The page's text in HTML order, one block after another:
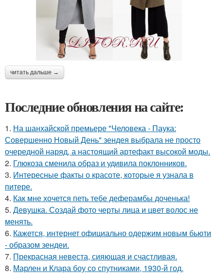
читать дальше →
Последние обновления на сайте:
1. На шанхайской премьере "Человека - Паука:
Совершенно Новый День" зендея выбрала не просто
очередной наряд, а настоящий артефакт высокой моды.
2. Глюкоза сменила образ и удивила поклонников.
3. Интересные факты о красоте, которые я узнала в
питере.
4. Как мне хочется петь тебе деферамбы доченька!
5. Девушка. Создай фото черты лица и цвет волос не
менять.
6. Кажется, интернет официально одержим новым бьюти
- образом зендеи.
7. Прекрасная невеста, сияющая и счастливая.
8. Марлен и Клара боу со спутниками, 1930-й год.